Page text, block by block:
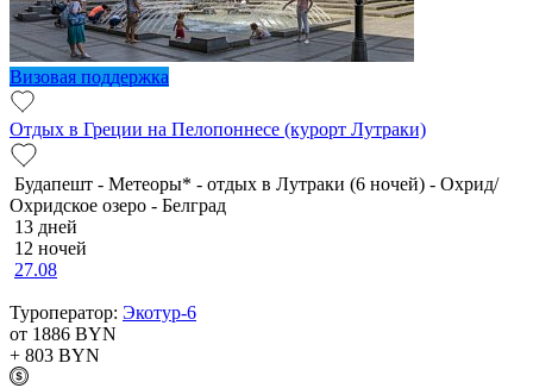
Визовая поддержка
Отдых в Греции на Пелопоннесе (курорт Лутраки)
Будапешт - Метеоры* - отдых в Лутраки (6 ночей) - Охрид/
Охридское озеро - Белград
13 дней
12 ночей
27.08
Туроператор: Экотур-6
от 1886 BYN
+ 803 BYN